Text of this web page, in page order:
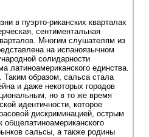
в пуэрто-риканских кварталах
сентиментальная
Многим слушателям из
на испаноязычном
солидарности
латиноамериканского единства.
Таким образом, сальса стала
и даже некоторых городов
но в то же время
идентичности, которое
дискриминацией, острым
сальсы, а также родины